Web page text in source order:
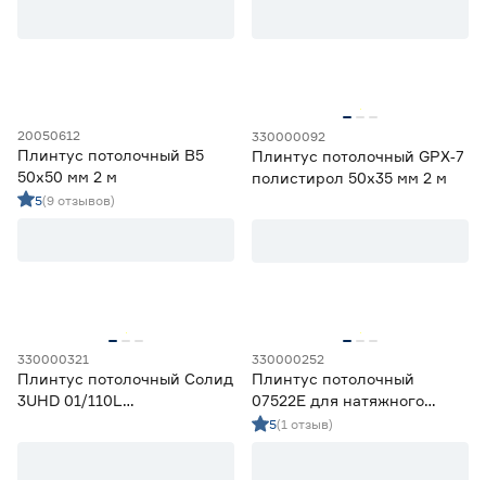
Форма
Гладкий
53
Фигурный
Ударопрочный полимер
Ударопрочный
20050612
Плинтус потолочный B5
50x50 мм 2 м
5(9 отзывов)
330000092
Плинтус потолочный GPX‑7
полистирол 50х35 мм 2 м
330000321
Плинтус потолочный Солид
3UHD 01/110L
330000252
Плинтус потолочный
07522Е для натяжного
потолка 65х37 мм 2 м
5(1 отзыв)